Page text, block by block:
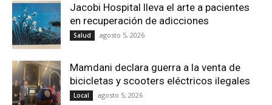
Jacobi Hospital lleva el arte a pacientes
en recuperación de adicciones
Salud agosto 5, 2026
Mamdani declara guerra a la venta de
bicicletas y scooters eléctricos ilegales
Local agosto 5, 2026